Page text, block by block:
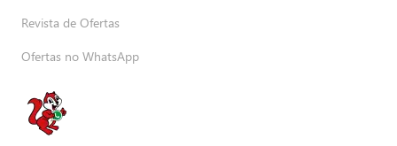
Revista de Ofertas
Ofertas no WhatsApp